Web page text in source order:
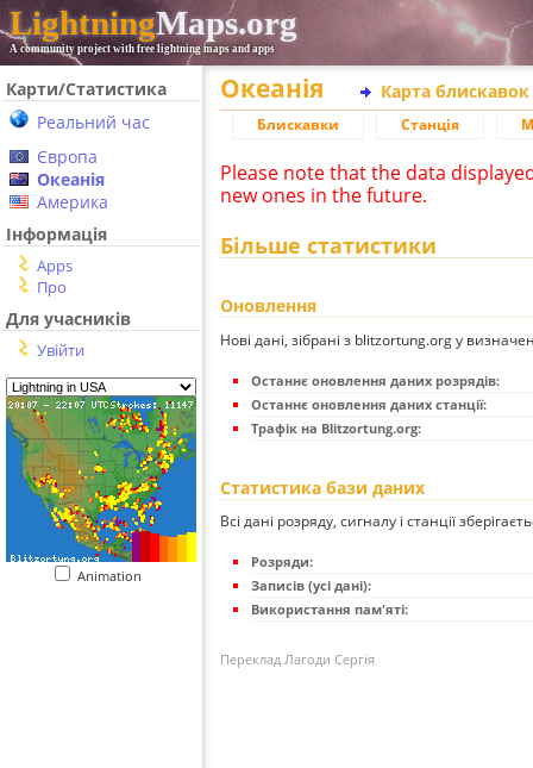
LightningMaps.org
A community project with free lightning maps and apps
Карти/Статистика
Реальний час
Європа
Океанія
Америка
Інформація
Apps
Про
Для учасників
Увійти
Animation
Океанія Карта
Блискавки Станція
Please note that the data
new ones in the future.
Більше статистики
Оновлення
Нові дані, зібрані з blitzortung.org у
Останнє оновлення даних розрядів:
Останнє оновлення даних станції:
Трафік на Blitzortung.org:
Статистика бази даних
Всі дані розряду, сигналу і станції
Розряди:
Записів (усі дані):
Використання пам'яті:
Переклад Лагоди Сергія